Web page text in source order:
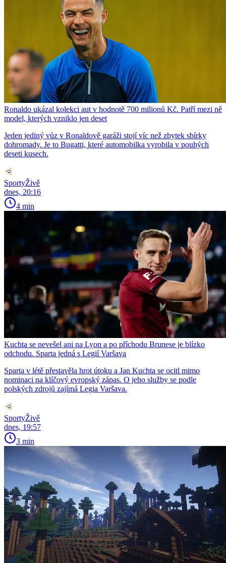
Ronaldo ukázal kolekci aut v hodnotě 700 milionů Kč. Patří mezi ně
model, kterých vzniklo jen deset
Jeden jediný vůz v Ronaldově garáži stojí víc než zbytek sbírky
dohromady. Je to Bugatti, které automobilka vyrobila v pouhých
deseti kusech.
SportyŽivě
dnes, 20:16
4 min
Kuchta se nevešel ani na Lyon a po příchodu Brunese je blízko
odchodu. Sparta jedná s Legií Varšava
Sparta v létě přestavěla hrot útoku a Jan Kuchta se ocitl mimo
nominaci na klíčový evropský zápas. O jeho služby se podle
polských zdrojů zajímá Legia Varšava.
SportyŽivě
dnes, 19:57
3 min